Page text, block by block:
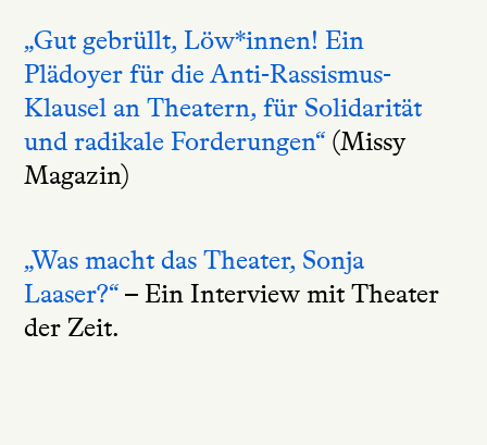
„Gut gebrüllt, Löw*innen! Ein
Plädoyer für die Anti-Rassismus-
Klausel an Theatern, für Solidarität
und radikale Forderungen“ (Missy
Magazin)
„Was macht das Theater, Sonja
Laaser?“ – Ein Interview mit Theater
der Zeit.